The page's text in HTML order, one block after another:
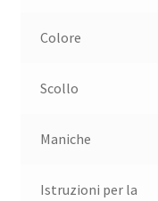
Colore
Scollo
Maniche
Istruzioni per la